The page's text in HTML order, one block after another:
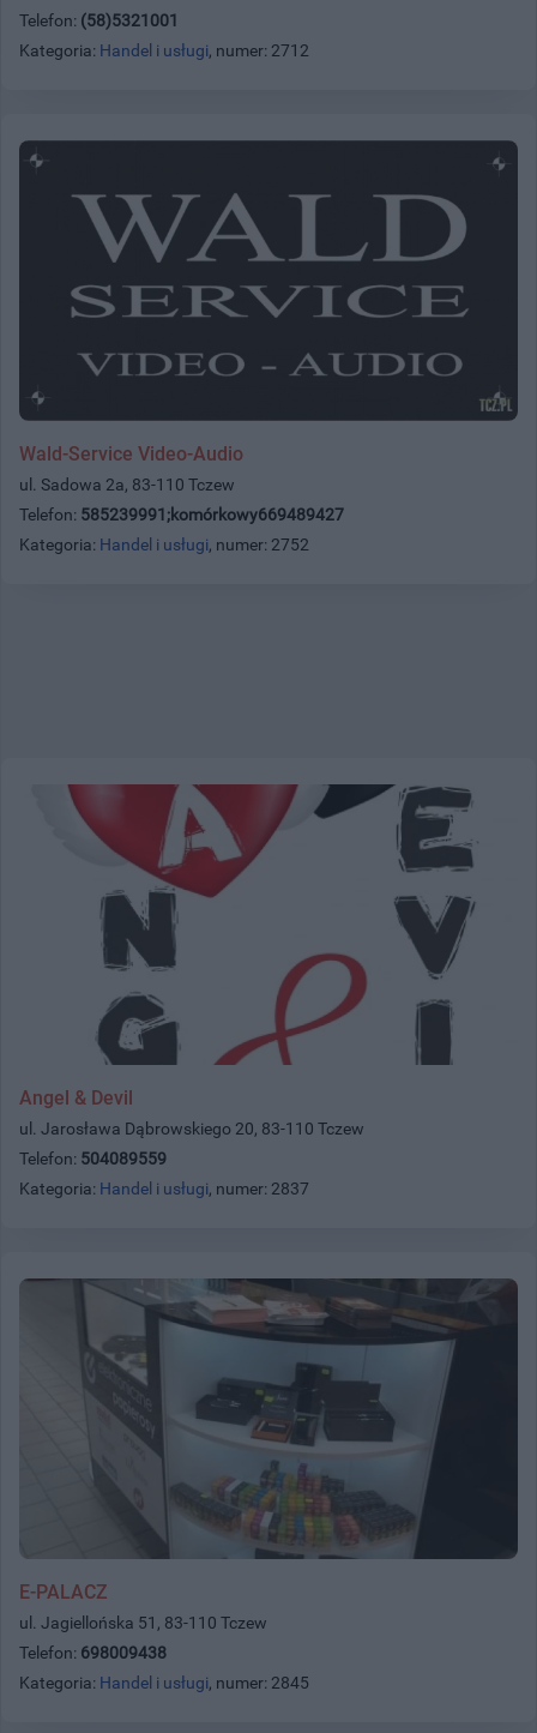
Telefon: (58)5321001
Kategoria: Handel i usługi, numer: 2712
Wald-Service Video-Audio
ul. Sadowa 2a, 83-110 Tczew
Telefon: 585239991;komórkowy669489427
Kategoria: Handel i usługi, numer: 2752
Angel & Devil
ul. Jarosława Dąbrowskiego 20, 83-110 Tczew
Telefon: 504089559
Kategoria: Handel i usługi, numer: 2837
E-PALACZ
ul. Jagiellońska 51, 83-110 Tczew
Telefon: 698009438
Kategoria: Handel i usługi, numer: 2845